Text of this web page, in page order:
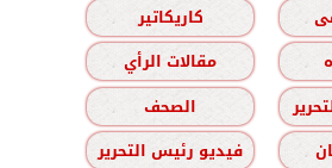
كاريكاتير
مقالات الرأي
الصحف
فيديو رئيس التحرير